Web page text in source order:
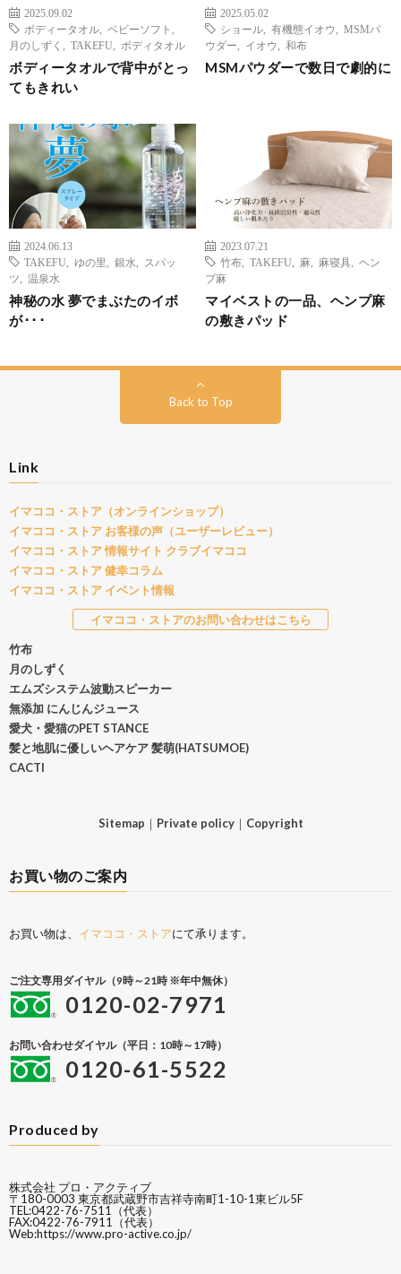
2025.09.02
ボディータオル
ベビーソフト
月のしずく
TAKEFU ボディタオル
ボディータオルで背中がとっ
てもきれい
2025.05.02
ショール
有機態イオウ
MSMパ
ウダー
イオウ 和布
MSMパウダーで数日で劇的に
2024.06.13
TAKEFU
ゆの里 銀水
スパッ
ツ
温泉水
神秘の水 夢でまぶたのイボ
が･･･
2023.07.21
竹布
TAKEFU 麻 麻寝具
ヘン
プ麻
マイベストの一品、ヘンプ麻
の敷きパッド
Back to Top
Link
イマココ・ストア（オンラインショップ）
イマココ・ストア お客様の声（ユーザーレビュー）
イマココ・ストア 情報サイト クラブイマココ
イマココ・ストア 健幸コラム
イマココ・ストア イベント情報
イマココ・ストアのお問い合わせはこちら
竹布
月のしずく
エムズシステム波動スピーカー
無添加 にんじんジュース
愛犬・愛猫のPET STANCE
髪と地肌に優しいヘアケア 髪萌(HATSUMOE)
CACTI
Sitemap ｜ Private policy｜ Copyright
お買い物のご案内
お買い物は、 イマココ・ストアにて承ります。
ご注文専用ダイヤル（9時～21時 ※年中無休）
0120-02-7971
お問い合わせダイヤル（平日：10時～17時）
0120-61-5522
Produced by
株式会社 プロ・アクティブ
〒180-0003 東京都武蔵野市吉祥寺南町1-10-1東ビル5F
TEL:0422-76-7511（代表）
FAX:0422-76-7911（代表）
Web:https://www.pro-active.co.jp/